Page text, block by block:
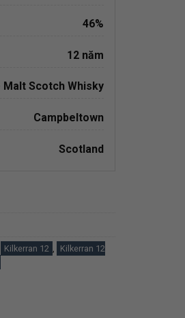
46%
12 năm
Malt Scotch Whisky
Campbeltown
Scotland
Kilkerran 12
Kilkerran 12